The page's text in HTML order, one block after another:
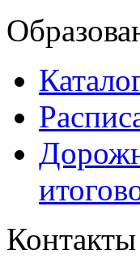
Контакты